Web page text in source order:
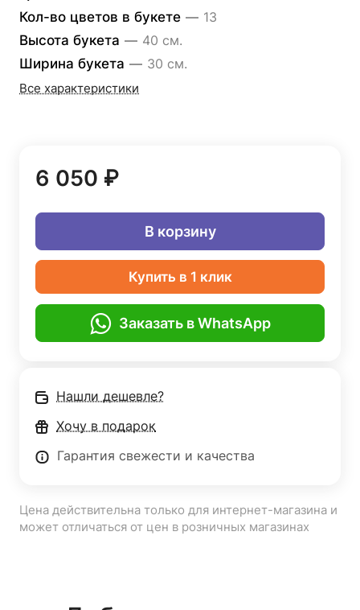
Кол-во цветов в букете — 13
Высота букета — 40 см.
Ширина букета — 30 см.
Все характеристики
6 050 ₽
В корзину
Купить в 1 клик
Заказать в WhatsApp
Нашли дешевле?
Хочу в подарок
Гарантия свежести и качества
Цена действительна только для интернет-магазина и
может отличаться от цен в розничных магазинах